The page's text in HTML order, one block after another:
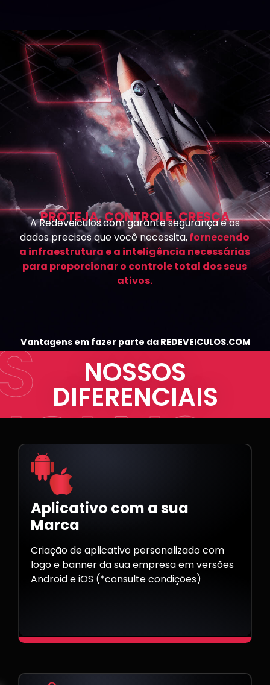
PROTEJA, CONTROLE, CRESÇA
A Redeveiculos.com garante segurança e os
dados precisos que você necessita,fornecendo
a infraestrutura e a inteligência necessárias
para proporcionar o controle total dos seus
ativos.
Vantagens em fazer parte da REDEVEICULOS.COM
NOSSOS
DIFERENCIAIS
Aplicativo com a sua
Marca
Criação de aplicativo personalizado com
logo e banner da sua empresa em versões
Android e iOS (*consulte condições)